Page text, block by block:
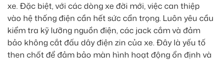
xe. Đặc biệt, với các dòng xe đời mới, việc can thiệp
vào hệ thống điện cần hết sức cẩn trọng. Luôn yêu cầu
kiểm tra kỹ lưỡng nguồn điện, các jack cắm và đảm
bảo không cắt đấu dây điện zin của xe. Đây là yếu tố
then chốt để đảm bảo màn hình hoạt động ổn định và